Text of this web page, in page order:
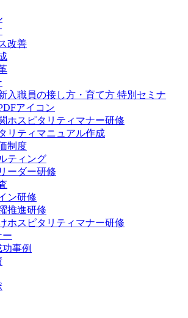
改善
入職員の接し方・育て方 特別セミナ
ホスピタリティマナー研修
リティマニュアル作成
制度
ティング
ーダー研修
ン研修
推進研修
ホスピタリティマナー研修
ー
事例